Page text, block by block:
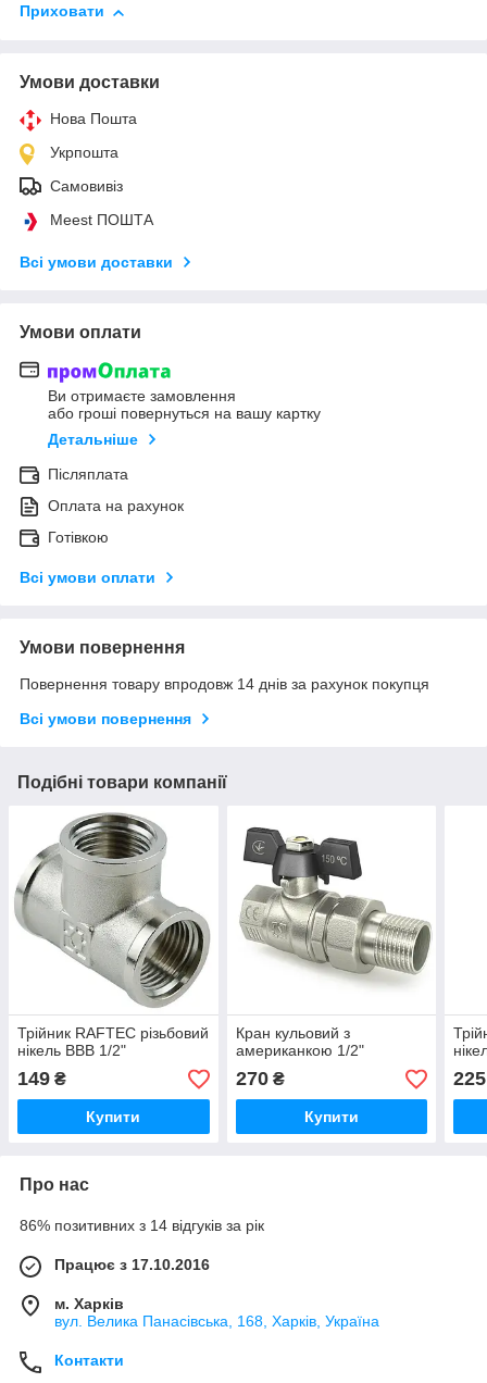
Приховати
Умови доставки
Нова Пошта
Укрпошта
Самовивіз
Meest ПОШТА
Всі умови доставки
Умови оплати
Ви отримаєте замовлення
або гроші повернуться на вашу картку
Детальніше
Післяплата
Оплата на рахунок
Готівкою
Всі умови оплати
Умови повернення
Повернення товару впродовж 14 днів за рахунок покупця
Всі умови повернення
Подібні товари компанії
Трійник RAFTEC різьбовий
нікель ВВВ 1/2"
149 ₴
Купити
Кран кульовий з
американкою 1/2"
270₴
Купити
225
Про нас
86% позитивних з 14 відгуків за рік
Працює з 17.10.2016
м. Харків
вул. Велика Панасівська, 168, Харків, Україна
Контакти